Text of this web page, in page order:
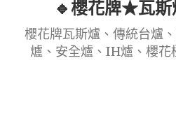
🔹櫻花牌★瓦斯
櫻花牌瓦斯爐、傳統台爐
爐、安全爐、IH爐、櫻花